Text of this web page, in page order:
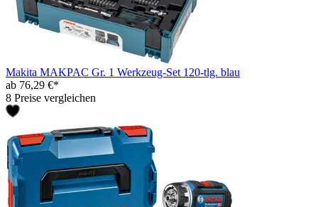
Makita MAKPAC Gr. 1 Werkzeug-Set 120-tlg. blau
ab 76,29 €*
8 Preise vergleichen